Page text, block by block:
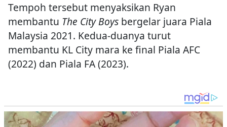
Tempoh tersebut menyaksikan Ryan
membantu The City Boys bergelar juara Piala
Malaysia 2021. Kedua-duanya turut
membantu KL City mara ke final Piala AFC
(2022) dan Piala FA (2023).